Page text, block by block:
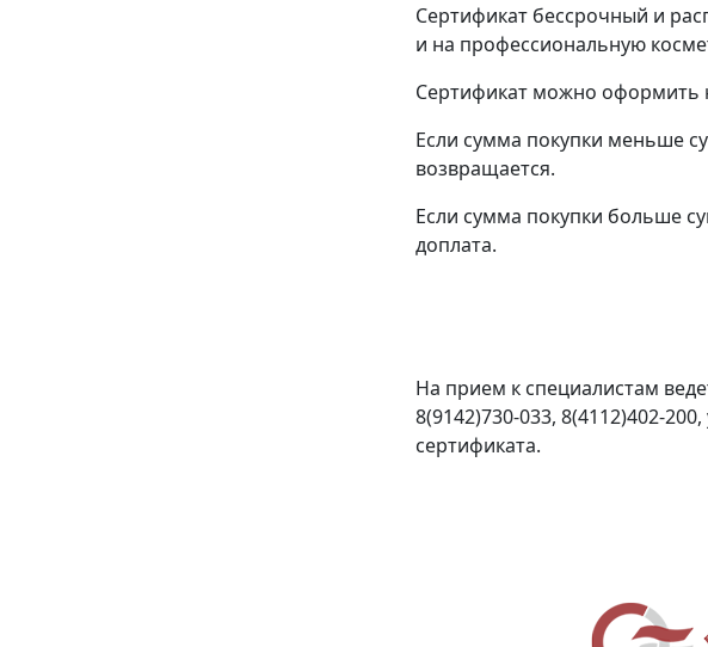
Сертификат бессрочный и
и на профессиональную
Сертификат можно оформить
Если сумма покупки меньше
возвращается.
Если сумма покупки больше
доплата.
На прием к специалистам
8(9142)730-033, 8(4112)402-
сертификата.